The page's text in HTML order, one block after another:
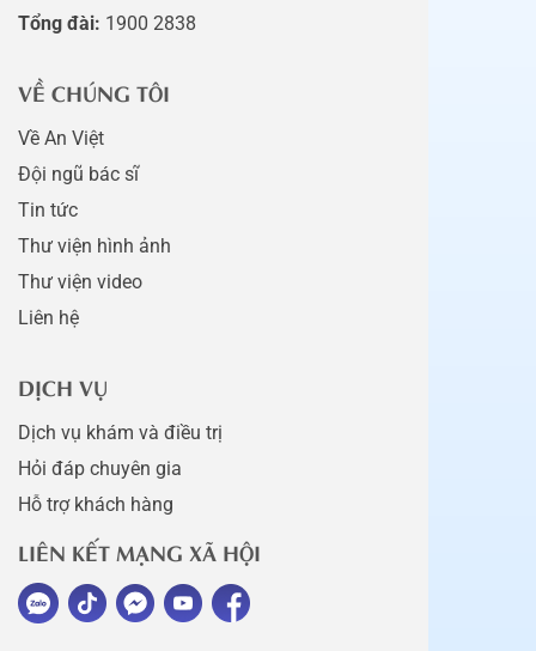
Tổng đài: 1900 2838
VỀ CHÚNG TÔI
Về An Việt
Đội ngũ bác sĩ
Tin tức
Thư viện hình ảnh
Thư viện video
Liên hệ
DỊCH VỤ
Dịch vụ khám và điều trị
Hỏi đáp chuyên gia
Hỗ trợ khách hàng
LIÊN KẾT MẠNG XÃ HỘI